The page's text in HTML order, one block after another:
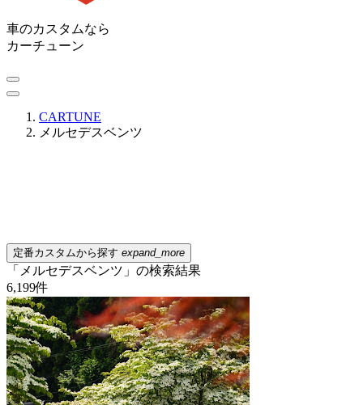
車のカスタムなら
カーチューン
CARTUNE
メルセデスベンツ
定番カスタムから探す expand_more
「メルセデスベンツ」の検索結果
6,199件